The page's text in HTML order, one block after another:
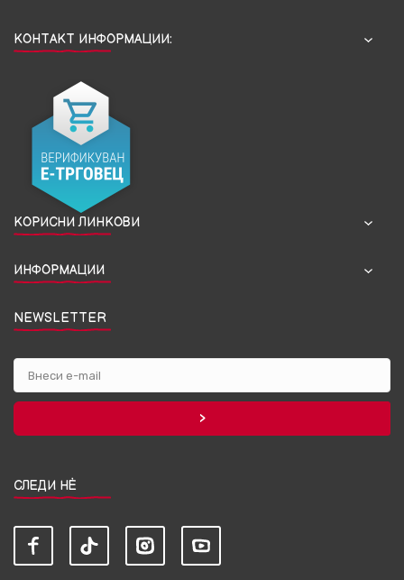
КОНТАКТ ИНФОРМАЦИИ:
КОРИСНИ ЛИНКОВИ
ИНФОРМАЦИИ
NEWSLETTER
СЛЕДИ НЀ